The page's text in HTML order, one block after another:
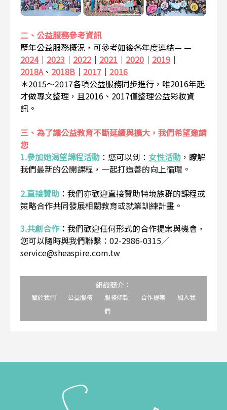
二、公益服務參考資訊
歷年公益服務概況，可參考如後各年度連結— —
2024｜ 2023 ｜ 2022 ｜ 2021 ｜ 2020 ｜ 2019 ｜
2018A、 2018B ｜ 2017 ｜ 2016
＊2015～2017各項公益服務同步進行，唯2016年起
才做專文整理，且2016、2017僅整理公益彩妝資
訊。
三、為了讓公益教育不斷延續與擴大，我們希望邀請
您
1.參加她渴望課程活動 ： 您可以到： 女性活動 ，瞭解
我們最新的公開課程，一起打造善的向上循環。
2.直接贊助 ： 我們亦歡迎直接贊助特境族群的課程或
策略合作共同發展相關教育或就業訓練計畫。
3.共創合作： 我們歡迎任何形式的合作提案與機會，
您可以隨時與我們聯繫：02-2986-0315／
service@sheaspire.com.tw
組織簡介：
關於我們 公益服務 服務條款 合作提案
加入我
們